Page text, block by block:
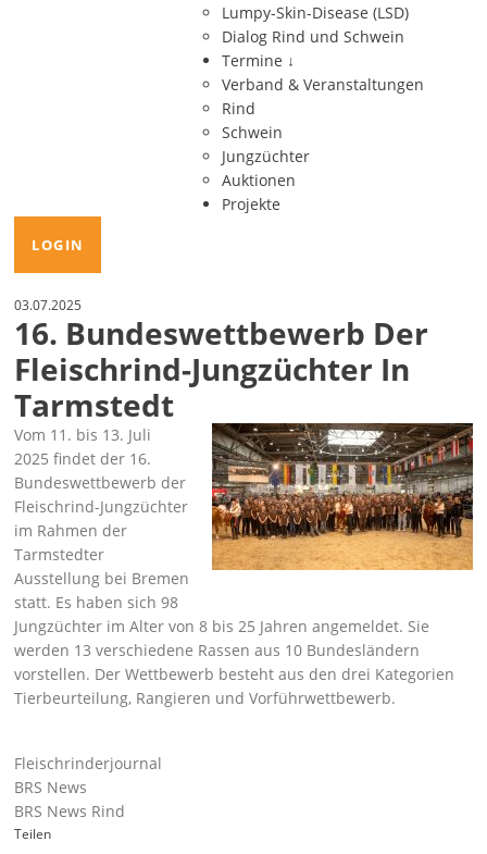
Lumpy-Skin-Disease (LSD)
Dialog Rind und Schwein
Termine ↓
Verband & Veranstaltungen
Rind
Schwein
Jungzüchter
Auktionen
Projekte
LOGIN
03.07.2025
16. Bundeswettbewerb Der
Fleischrind-Jungzüchter In
Tarmstedt
Vom 11. bis 13. Juli
2025 findet der 16.
Bundeswettbewerb der
Fleischrind-Jungzüchter
im Rahmen der
Tarmstedter
Ausstellung bei Bremen
statt. Es haben sich 98
Jungzüchter im Alter von 8 bis 25 Jahren angemeldet. Sie
werden 13 verschiedene Rassen aus 10 Bundesländern
vorstellen. Der Wettbewerb besteht aus den drei Kategorien
Tierbeurteilung, Rangieren und Vorführwettbewerb.
Fleischrinderjournal
BRS News
BRS News Rind
Teilen